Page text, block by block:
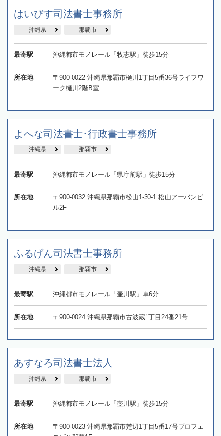
はいびす司法書士事務所
沖縄県 那覇市
最寄駅 沖縄都市モノレール「牧志駅」徒歩15分
所在地
〒900-0022 沖縄県那覇市樋川1丁目5番36号ライフワ
ーク樋川2階B室
よへな司法書士･行政書士事務所
沖縄県 那覇市
最寄駅 沖縄都市モノレール「県庁前駅」徒歩15分
所在地
〒900-0032 沖縄県那覇市松山1-30-1 松山アーバンビ
ル2F
ふるげん司法書士事務所
沖縄県 那覇市
最寄駅 沖縄都市モノレール「壷川駅」車6分
所在地 〒900-0024 沖縄県那覇市古波蔵1丁目24番21号
あすなろ司法書士法人
沖縄県 那覇市
最寄駅 沖縄都市モノレール「壺川駅」徒歩15分
所在地
〒900-0023 沖縄県那覇市楚辺1丁目5番17号プロフェ